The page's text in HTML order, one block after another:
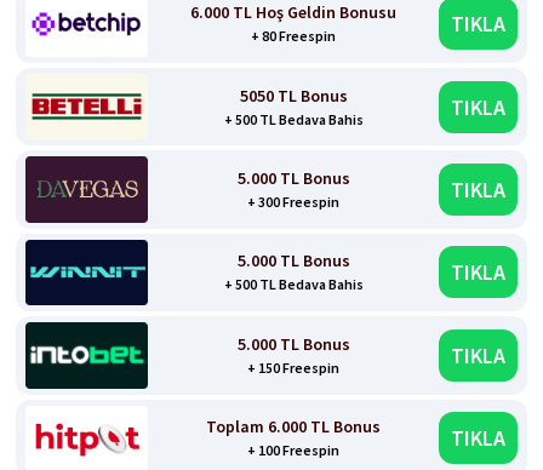
6.000 TL Hoş Geldin Bonusu
+ 80 Freespin TIKLA
5050 TL Bonus
+ 500 TL Bedava Bahis TIKLA
5.000 TL Bonus
+ 300 Freespin TIKLA
5.000 TL Bonus
+ 500 TL Bedava Bahis TIKLA
5.000 TL Bonus
+ 150 Freespin TIKLA
Toplam 6.000 TL Bonus
+ 100 Freespin TIKLA